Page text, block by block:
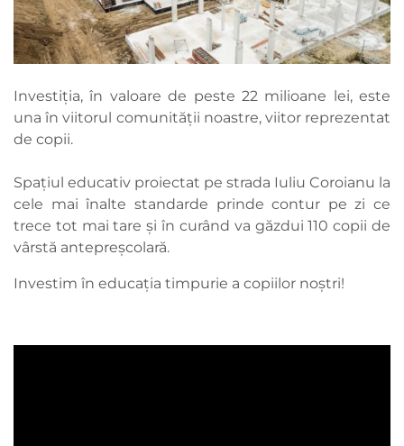
Investiția, în valoare de peste 22 milioane lei, este
una în viitorul comunității noastre, viitor reprezentat
de copii.
Spațiul educativ proiectat pe strada Iuliu Coroianu la
cele mai înalte standarde prinde contur pe zi ce
trece tot mai tare și în curând va găzdui 110 copii de
vârstă antepreșcolară.
Investim în educația timpurie a copiilor noștri!